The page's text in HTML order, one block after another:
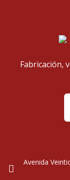
Fabricación,
Avenida